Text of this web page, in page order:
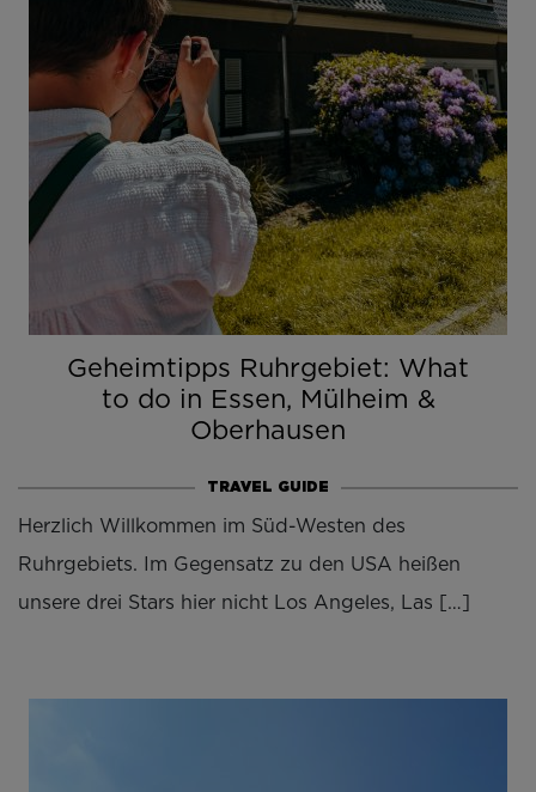
Geheimtipps Ruhrgebiet: What
to do in Essen, Mülheim &
Oberhausen
TRAVEL GUIDE
Herzlich Willkommen im Süd-Westen des
Ruhrgebiets. Im Gegensatz zu den USA heißen
unsere drei Stars hier nicht Los Angeles, Las […]